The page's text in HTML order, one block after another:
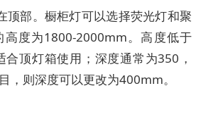
顶部。橱柜灯可以选择荧光灯和聚
高度为1800-2000mm。高度低于
顶灯箱使用；深度通常为350，
，则深度可以更改为400mm。